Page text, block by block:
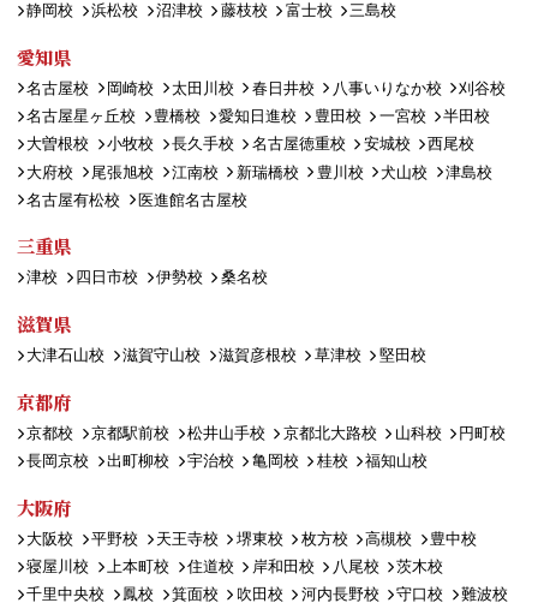
静岡校 浜松校 沼津校 藤枝校 富士校 三島校
愛知県
名古屋校 岡崎校 太田川校 春日井校 八事いりなか校
刈谷校
名古屋星ヶ丘校
豊橋校 愛知日進校 豊田校 一宮校
半田校
大曽根校
小牧校 長久手校 名古屋徳重校 安城校
西尾校
大府校
尾張旭校 江南校 新瑞橋校 豊川校 犬山校
津島校
名古屋有松校
医進館名古屋校
三重県
津校 四日市校 伊勢校 桑名校
滋賀県
大津石山校 滋賀守山校 滋賀彦根校 草津校 堅田校
京都府
京都校 京都駅前校 松井山手校 京都北大路校 山科校
円町校
長岡京校
出町柳校 宇治校 亀岡校 桂校 福知山校
大阪府
大阪校 平野校 天王寺校 堺東校 枚方校 高槻校
豊中校
寝屋川校
上本町校 住道校 岸和田校 八尾校
茨木校
千里中央校
鳳校 箕面校 吹田校 河内長野校 守口校
難波校